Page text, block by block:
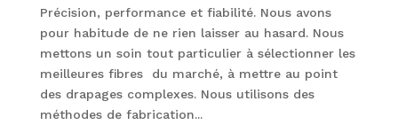
Précision, performance et fiabilité. Nous avons
pour habitude de ne rien laisser au hasard. Nous
mettons un soin tout particulier à sélectionner les
meilleures fibres du marché, à mettre au point
des drapages complexes. Nous utilisons des
méthodes de fabrication...